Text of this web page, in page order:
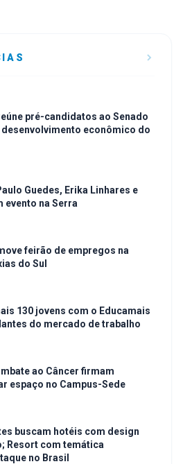
pré-candidatos ao Senado
desenvolvimento econômico do
Guedes, Erika Linhares e
evento na Serra
feirão de empregos na
do Sul
130 jovens com o Educamais
do mercado de trabalho
ao Câncer firmam
espaço no Campus-Sede
buscam hotéis com design
Resort com temática
no Brasil